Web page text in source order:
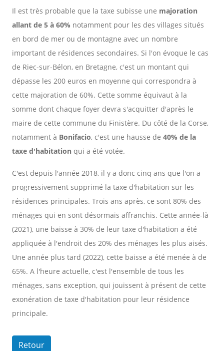
Il est très probable que la taxe subisse une majoration
allant de 5 à 60% notamment pour les des villages situés
en bord de mer ou de montagne avec un nombre
important de résidences secondaires. Si l'on évoque le cas
de Riec-sur-Bélon, en Bretagne, c'est un montant qui
dépasse les 200 euros en moyenne qui correspondra à
cette majoration de 60%. Cette somme équivaut à la
somme dont chaque foyer devra s'acquitter d'après le
maire de cette commune du Finistère. Du côté de la Corse,
notamment à Bonifacio, c'est une hausse de 40% de la
taxe d'habitation qui a été votée.
C'est depuis l'année 2018, il y a donc cinq ans que l'on a
progressivement supprimé la taxe d'habitation sur les
résidences principales. Trois ans après, ce sont 80% des
ménages qui en sont désormais affranchis. Cette année-là
(2021), une baisse à 30% de leur taxe d'habitation a été
appliquée à l'endroit des 20% des ménages les plus aisés.
Une année plus tard (2022), cette baisse a été menée à de
65%. A l'heure actuelle, c'est l'ensemble de tous les
ménages, sans exception, qui jouissent à présent de cette
exonération de taxe d'habitation pour leur résidence
principale.
Retour